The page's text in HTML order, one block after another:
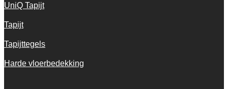
UniQ Tapijt
Tapijt
Tapijttegels
Harde vloerbedekking